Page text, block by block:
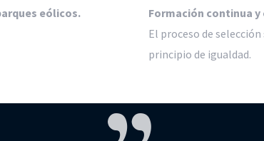
eólicos.
Formación continua
El proceso de
principio de igualdad.